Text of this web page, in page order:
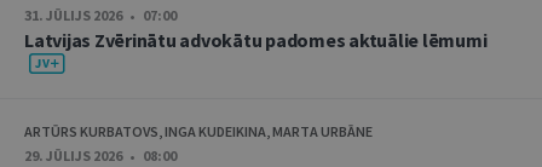
31. JŪLIJS 2026 • 07:00
Latvijas Zvērinātu advokātu padomes aktuālie lēmumi
ARTŪRS KURBATOVS, INGA KUDEIKINA, MARTA URBĀNE
29. JŪLIJS 2026 • 08:00